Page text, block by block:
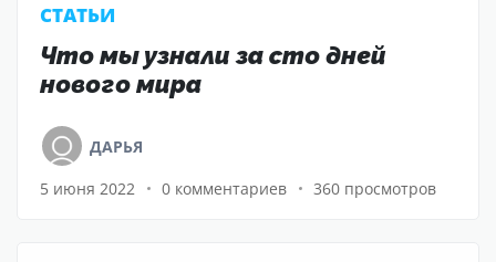
CТАТЬИ
Что мы узнали за сто дней
нового мира
ДАРЬЯ
5 июня 2022
0 комментариев 360 просмотров